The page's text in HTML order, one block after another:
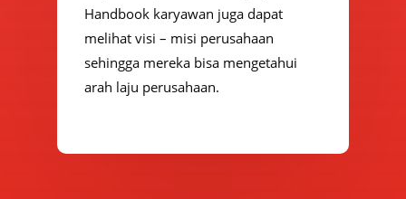
Handbook karyawan juga dapat
melihat visi – misi perusahaan
sehingga mereka bisa mengetahui
arah laju perusahaan.